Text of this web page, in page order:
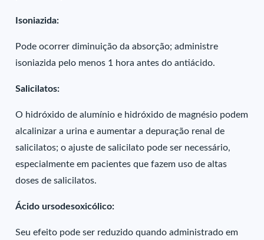
Isoniazida:
Pode ocorrer diminuição da absorção; administre
isoniazida pelo menos 1 hora antes do antiácido.
Salicilatos:
O hidróxido de alumínio e hidróxido de magnésio podem
alcalinizar a urina e aumentar a depuração renal de
salicilatos; o ajuste de salicilato pode ser necessário,
especialmente em pacientes que fazem uso de altas
doses de salicilatos.
Ácido ursodesoxicólico:
Seu efeito pode ser reduzido quando administrado em